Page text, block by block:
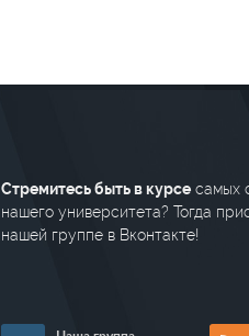
Стремитесь быть в курсе самых
нашего университета? Тогда
нашей группе в Вконтакте!